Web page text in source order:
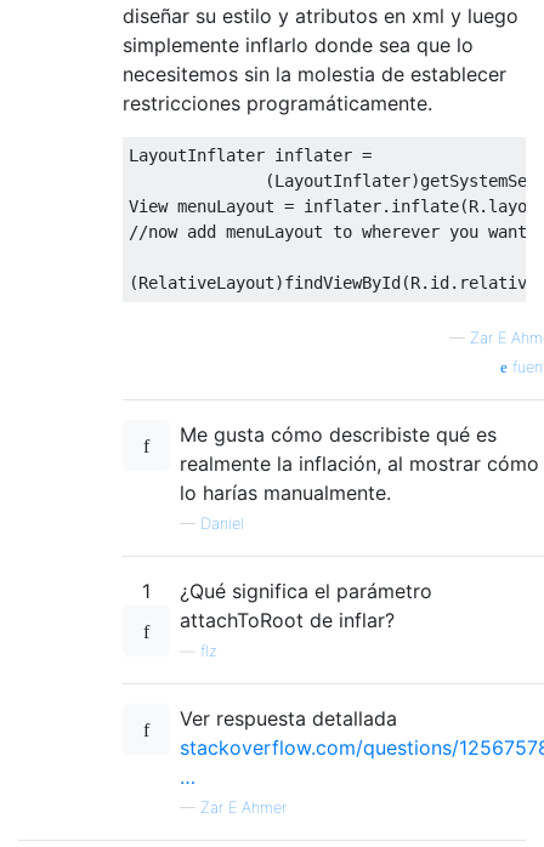
diseñar su estilo y atributos en xml y luego
simplemente inflarlo donde sea que lo
necesitemos sin la molestia de establecer
restricciones programáticamente.
LayoutInflater inflater =
(LayoutInflater)
View menuLayout = inflater. inflate(R.
//now add menuLayout to wherever you
(RelativeLayout)findViewById(R. id. relative
— Zar E
Me gusta cómo describiste qué es
realmente la inflación, al mostrar cómo
lo harías manualmente.
— Daniel
1
¿Qué significa el parámetro
attachToRoot de inflar?
flz
Ver respuesta detallada
stackoverflow.com/questions/
…
— Zar E Ahmer